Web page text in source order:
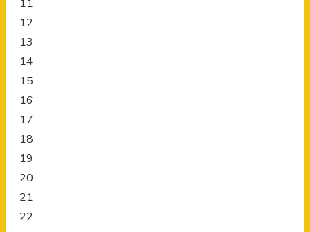
11
12
13
14
15
16
17
18
19
20
21
22